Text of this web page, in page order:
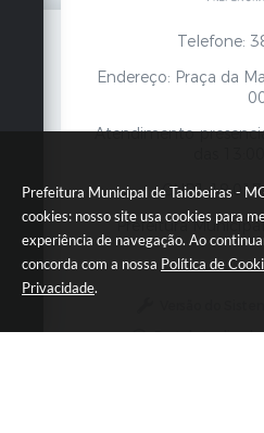
Prefeitura Municipal de Taiobeiras -
cookies: nosso site usa cookies para
experiência de navegação. Ao
concorda com a nossa Política de
Privacidade.
Telefone:
Endereço: Praça da
Atendimento
CNPJ:
Prefeitura
Portal